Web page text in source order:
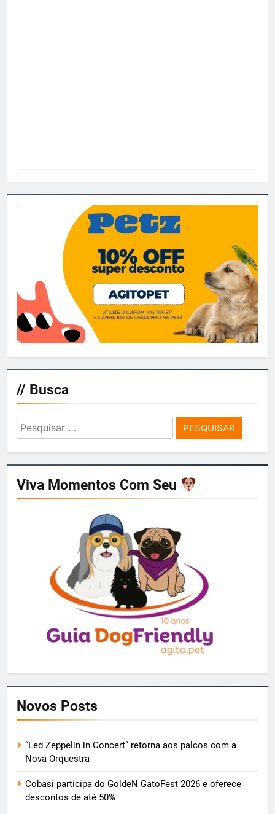
// Busca
Pesquisar
por:
Viva Momentos Com Seu
Novos Posts
“Led Zeppelin in Concert” retorna aos palcos com a
Nova Orquestra
Cobasi participa do GoldeN GatoFest 2026 e oferece
descontos de até 50%